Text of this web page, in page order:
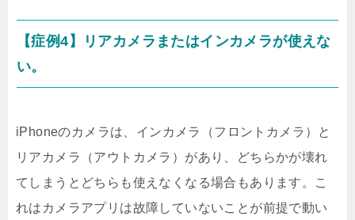
【症例4】リアカメラまたはインカメラが使えな
い。
iPhoneのカメラは、インカメラ（フロントカメラ）と
リアカメラ（アウトカメラ）があり、どちらかが壊れ
てしまうとどちらも使えなくなる場合もあります。こ
れはカメラアプリは故障していないことが前提で動い